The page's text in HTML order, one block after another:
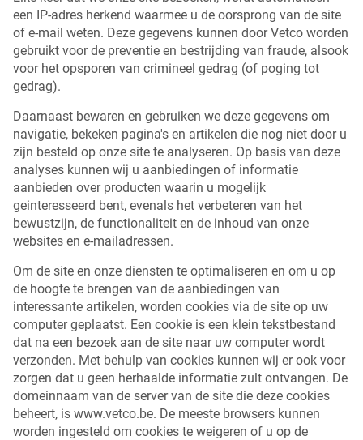
een IP-adres herkend waarmee u de oorsprong van de site
of e-mail weten. Deze gegevens kunnen door Vetco worden
gebruikt voor de preventie en bestrijding van fraude, alsook
voor het opsporen van crimineel gedrag (of poging tot
gedrag).
Daarnaast bewaren en gebruiken we deze gegevens om
navigatie, bekeken pagina's en artikelen die nog niet door u
zijn besteld op onze site te analyseren. Op basis van deze
analyses kunnen wij u aanbiedingen of informatie
aanbieden over producten waarin u mogelijk
geinteresseerd bent, evenals het verbeteren van het
bewustzijn, de functionaliteit en de inhoud van onze
websites en e-mailadressen.
Om de site en onze diensten te optimaliseren en om u op
de hoogte te brengen van de aanbiedingen van
interessante artikelen, worden cookies via de site op uw
computer geplaatst. Een cookie is een klein tekstbestand
dat na een bezoek aan de site naar uw computer wordt
verzonden. Met behulp van cookies kunnen wij er ook voor
zorgen dat u geen herhaalde informatie zult ontvangen. De
domeinnaam van de server van de site die deze cookies
beheert, is www.vetco.be. De meeste browsers kunnen
worden ingesteld om cookies te weigeren of u op de